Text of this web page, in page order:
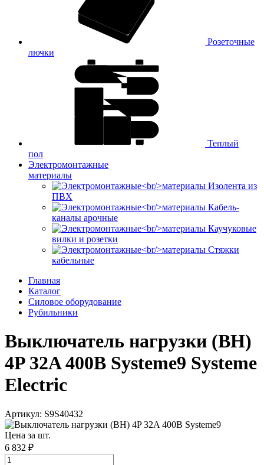
Розеточные
лючки
Теплый
пол
Электромонтажные
материалы
Изолента из
ПВХ
Кабель-
каналы арочные
Каучуковые
вилки и розетки
Стяжки
кабельные
Главная
Каталог
Силовое оборудование
Рубильники
Выключатель нагрузки (ВН)
4P 32A 400В Systeme9 Systeme
Electric
Артикул: S9S40432
Цена за шт.
6 832 ₽